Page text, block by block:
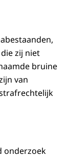
zij niet
bruine
van
onderzoek